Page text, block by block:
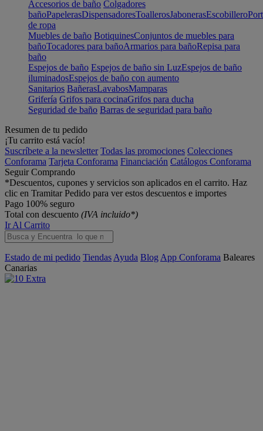
Accesorios de baño Colgadores
bañoPapelerasDispensadoresToallerosJabonerasEscobillero
de ropa
Muebles de baño BotiquinesConjuntos de muebles para
bañoTocadores para bañoArmarios para bañoRepisa para
baño
Espejos de baño Espejos de baño sin LuzEspejos de baño
iluminadosEspejos de baño con aumento
Sanitarios BañerasLavabosMamparas
Grifería Grifos para cocinaGrifos para ducha
Seguridad de baño Barras de seguridad para baño
Resumen de tu pedido
¡Tu carrito está vacío!
Suscríbete a la newsletter Todas las promociones Colecciones
Conforama Tarjeta Conforama Financiación Catálogos Conforama
Seguir Comprando
*Descuentos, cupones y servicios son aplicados en el carrito. Haz
clic en Tramitar Pedido para ver estos descuentos e importes
Pago 100% seguro
Total con descuento (IVA incluido*)
Ir Al Carrito
Estado de mi pedido Tiendas Ayuda Blog App Conforama Baleares
Canarias